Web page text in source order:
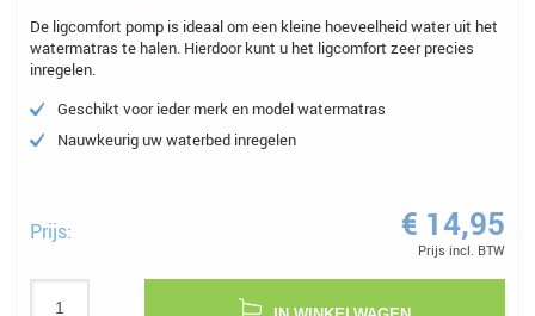
De ligcomfort pomp is ideaal om een kleine hoeveelheid water uit het
watermatras te halen. Hierdoor kunt u het ligcomfort zeer precies
inregelen.
Geschikt voor ieder merk en model watermatras
Nauwkeurig uw waterbed inregelen
Prijs: € 14,95
Prijs incl. BTW